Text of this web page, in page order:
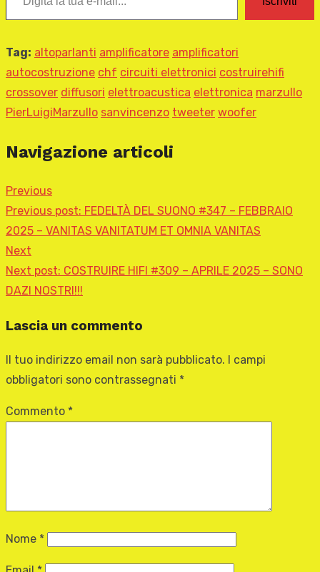
Tag: altoparlanti amplificatore amplificatori
autocostruzione chf circuiti elettronici costruirehifi
crossover diffusori elettroacustica elettronica marzullo
PierLuigiMarzullo sanvincenzo tweeter woofer
Navigazione articoli
Previous
Previous post: FEDELTÀ DEL SUONO #347 – FEBBRAIO
2025 – VANITAS VANITATUM ET OMNIA VANITAS
Next
Next post: COSTRUIRE HIFI #309 – APRILE 2025 – SONO
DAZI NOSTRI!!!
Lascia un commento
Il tuo indirizzo email non sarà pubblicato.
I campi
obbligatori sono contrassegnati *
Commento *
Nome *